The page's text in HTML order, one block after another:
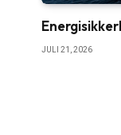
JULI 21, 2026